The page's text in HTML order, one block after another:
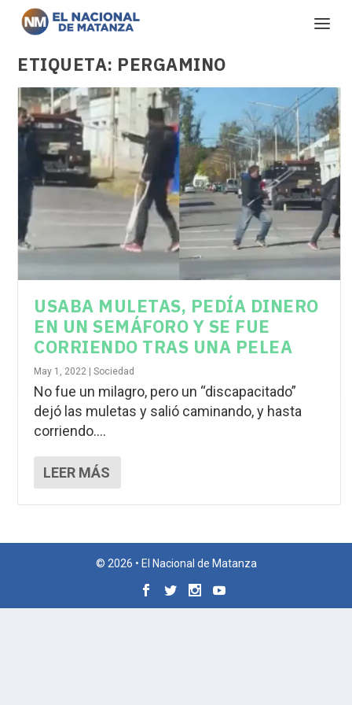
ETIQUETA: PERGAMINO
USABA MULETAS, PEDÍA DINERO
EN UN SEMÁFORO Y SE FUE
CORRIENDO TRAS UNA PELEA
May 1, 2022 |Sociedad
No fue un milagro, pero un “discapacitado”
dejó las muletas y salió caminando, y hasta
corriendo....
LEER MÁS
© 2026 • El Nacional de Matanza